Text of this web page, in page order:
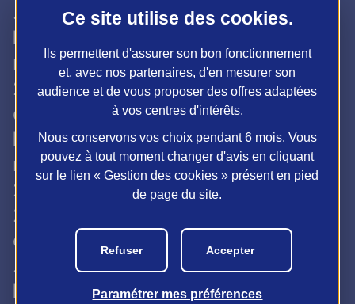
.
Saint-Flour:27 et 28 mai, avec
Michel Loy
monde en Triplette 1994, 2004 et
2006),Anna Maillard(championne
du monde en Triplette 2017) et
Henri Lacroix(13 fois champion du
monde, en Triplette 2001, 2002,
2003, 2005 , 2007, 2008, 2010,
2012, 2018 et 2021, Doublette 2017
et 2019, et Tête-à-Tête 2017) ;
.
Castelnaudary: 4 et 5 juin, avec
Damien Hureau(champion du
Ce site utilise des cookies.
Ils permettent d'assurer son bon fonctionnement
et, avec nos partenaires, d'en mesurer son
audience et de vous proposer des offres adaptées
à vos centres d'intérêts.
Nous conservons vos choix pendant 6 mois. Vous
pouvez à tout moment changer d'avis en cliquant
sur le lien « Gestion des cookies » présent en pied
de page du site.
Accepter
Refuser
Paramétrer mes préférences